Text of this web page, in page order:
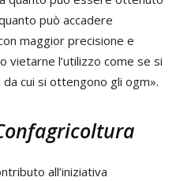
può accadere
maggior precisione e
vietarne l’utilizzo come se si
cui si ottengono gli ogm».
all’iniziativa